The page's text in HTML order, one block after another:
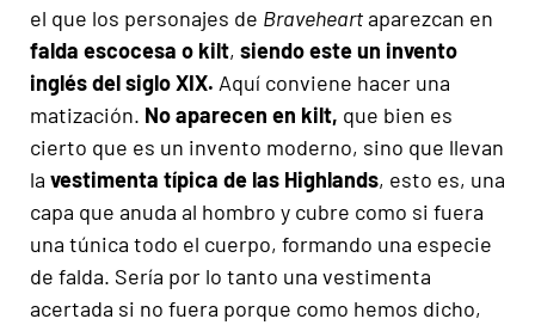
el que los personajes de Braveheartaparezcan en
falda escocesa o kilt, siendo este un invento
inglés del siglo XIX. Aquí conviene hacer una
matización. No aparecen en kilt, que bien es
cierto que es un invento moderno, sino que llevan
la vestimenta típica de las Highlands, esto es, una
capa que anuda al hombro y cubre como si fuera
una túnica todo el cuerpo, formando una especie
de falda. Sería por lo tanto una vestimenta
acertada si no fuera porque como hemos dicho,